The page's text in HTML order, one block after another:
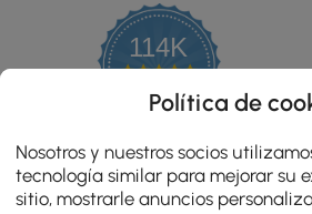
114K
4.8
star
rating
OPINIONES CERTIFICADAS
Política de
Nosotros y nuestros socios
tecnología similar para mejorar su
sitio, mostrarle anuncios